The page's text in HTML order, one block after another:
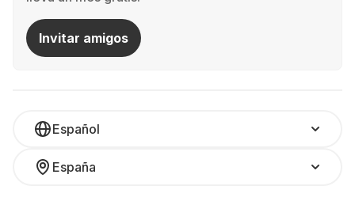
Invitar amigos
Español
España